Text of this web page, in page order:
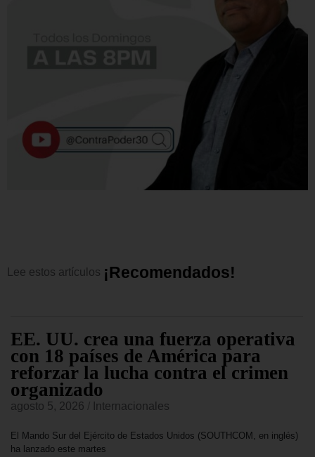
Lee estos artículos ¡Recomendados!
EE. UU. crea una fuerza operativa
con 18 países de América para
reforzar la lucha contra el crimen
organizado
agosto 5, 2026 Internacionales
El Mando Sur del Ejército de Estados Unidos (SOUTHCOM, en inglés)
ha lanzado este martes